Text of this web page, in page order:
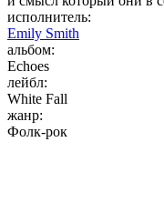
исполнитель:
Emily Smith
альбом:
Echoes
лейбл:
White Fall
жанр:
Фолк-рок